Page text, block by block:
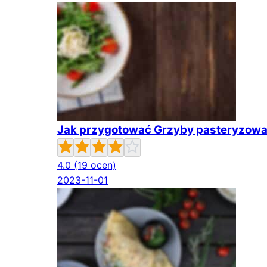
Jak przygotować Grzyby
4.0 (19 ocen)
2023-11-01